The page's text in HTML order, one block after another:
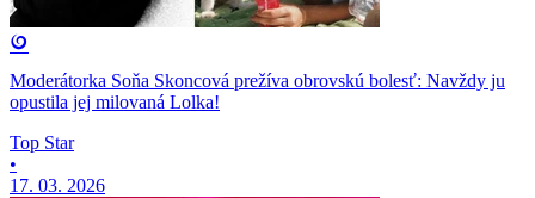
Moderátorka Soňa Skoncová prežíva obrovskú bolesť: Navždy ju
opustila jej milovaná Lolka!
Top Star
•
17. 03. 2026